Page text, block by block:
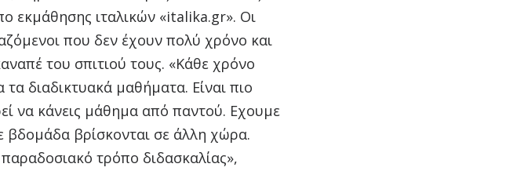
εκμάθησης ιταλικών «italika.gr». Οι
που δεν έχουν πολύ χρόνο και
του σπιτιού τους. «Κάθε χρόνο
διαδικτυακά μαθήματα. Είναι πιο
να κάνεις μάθημα από παντού. Εχουμε
βδομάδα βρίσκονται σε άλλη χώρα.
τρόπο διδασκαλίας»,